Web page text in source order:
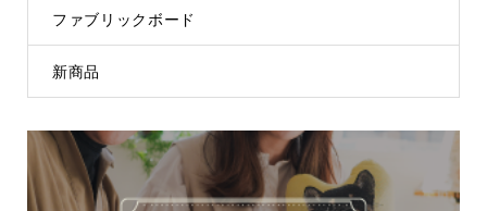
ファブリックボード
新商品